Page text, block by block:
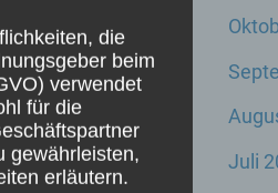
Juli
die
beim
verwendet
für die
gewährleisten,
erläutern.